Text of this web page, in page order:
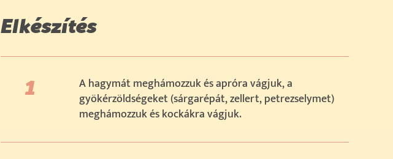
Elkészítés
A hagymát meghámozzuk és apróra vágjuk, a
gyökérzöldségeket (sárgarépát, zellert, petrezselymet)
meghámozzuk és kockákra vágjuk.